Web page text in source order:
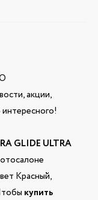
акции,
интересного!
GLIDE ULTRA
Красный,
купить